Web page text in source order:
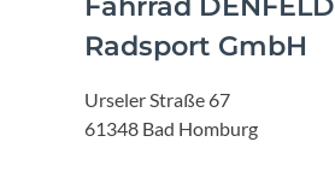
Radsport GmbH
Urseler Straße 67
61348 Bad Homburg